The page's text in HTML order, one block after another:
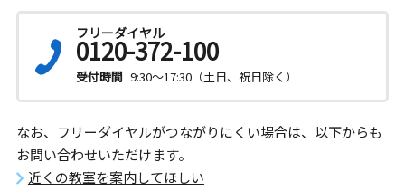
フリーダイヤル
0120-372-100
受付時間 9:30～17:30（土日、祝日除く）
なお、フリーダイヤルがつながりにくい場合は、以下からも
お問い合わせいただけます。
近くの教室を案内してほしい